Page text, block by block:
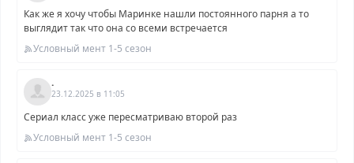
Как же я хочу чтобы Маринке нашли постоянного парня а то
выглядит так что она со всеми встречается
Условный мент 1-5 сезон
.
23.12.2025 в 11:05
Сериал класс уже пересматриваю второй раз
Условный мент 1-5 сезон